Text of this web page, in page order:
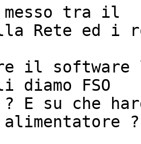
messo tra il
Rete ed i
il
diamo FSO
? E su che
?